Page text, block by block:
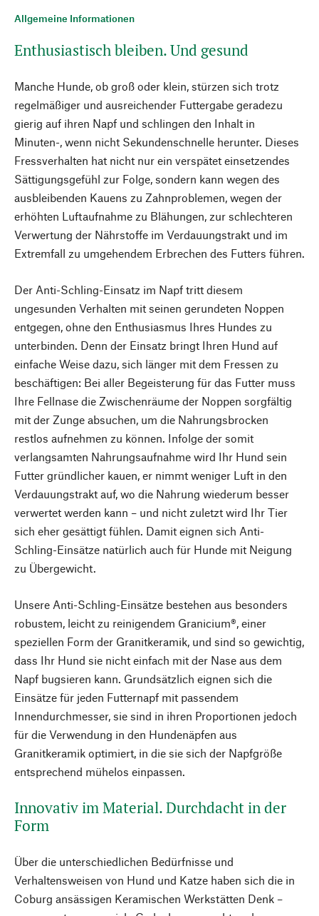
Allgemeine Informationen
Enthusiastisch bleiben. Und gesund
Manche Hunde, ob groß oder klein, stürzen sich trotz
regelmäßiger und ausreichender Futtergabe geradezu
gierig auf ihren Napf und schlingen den Inhalt in
Minuten-, wenn nicht Sekundenschnelle herunter. Dieses
Fressverhalten hat nicht nur ein verspätet einsetzendes
Sättigungsgefühl zur Folge, sondern kann wegen des
ausbleibenden Kauens zu Zahnproblemen, wegen der
erhöhten Luftaufnahme zu Blähungen, zur schlechteren
Verwertung der Nährstoffe im Verdauungstrakt und im
Extremfall zu umgehendem Erbrechen des Futters führen.
Der Anti-Schling-Einsatz im Napf tritt diesem
ungesunden Verhalten mit seinen gerundeten Noppen
entgegen, ohne den Enthusiasmus Ihres Hundes zu
unterbinden. Denn der Einsatz bringt Ihren Hund auf
einfache Weise dazu, sich länger mit dem Fressen zu
beschäftigen: Bei aller Begeisterung für das Futter muss
Ihre Fellnase die Zwischenräume der Noppen sorgfältig
mit der Zunge absuchen, um die Nahrungsbrocken
restlos aufnehmen zu können. Infolge der somit
verlangsamten Nahrungsaufnahme wird Ihr Hund sein
Futter gründlicher kauen, er nimmt weniger Luft in den
Verdauungstrakt auf, wo die Nahrung wiederum besser
verwertet werden kann – und nicht zuletzt wird Ihr Tier
sich eher gesättigt fühlen. Damit eignen sich Anti-
Schling-Einsätze natürlich auch für Hunde mit Neigung
zu Übergewicht.
Unsere Anti-Schling-Einsätze bestehen aus besonders
robustem, leicht zu reinigendem Granicium®, einer
speziellen Form der Granitkeramik, und sind so gewichtig,
dass Ihr Hund sie nicht einfach mit der Nase aus dem
Napf bugsieren kann. Grundsätzlich eignen sich die
Einsätze für jeden Futternapf mit passendem
Innendurchmesser, sie sind in ihren Proportionen jedoch
für die Verwendung in den Hundenäpfen aus
Granitkeramik optimiert, in die sie sich der Napfgröße
entsprechend mühelos einpassen.
Innovativ im Material. Durchdacht in der
Form
Über die unterschiedlichen Bedürfnisse und
Verhaltensweisen von Hund und Katze haben sich die in
Coburg ansässigen Keramischen Werkstätten Denk –